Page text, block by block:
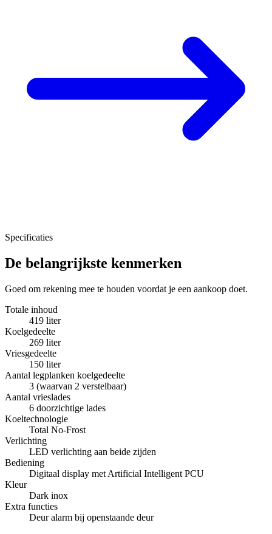
Specificaties
De belangrijkste kenmerken
Goed om rekening mee te houden voordat je een aankoop doet.
Totale inhoud
419 liter
Koelgedeelte
269 liter
Vriesgedeelte
150 liter
Aantal legplanken koelgedeelte
3 (waarvan 2 verstelbaar)
Aantal vrieslades
6 doorzichtige lades
Koeltechnologie
Total No-Frost
Verlichting
LED verlichting aan beide zijden
Bediening
Digitaal display met Artificial Intelligent PCU
Kleur
Dark inox
Extra functies
Deur alarm bij openstaande deur